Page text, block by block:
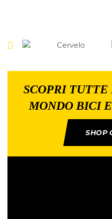
SCOPRI
MONDO BICI
SHOP